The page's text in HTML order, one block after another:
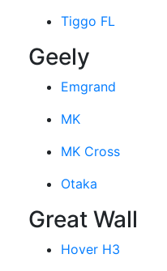
Tiggo FL
Geely
Emgrand
MK
MK Cross
Otaka
Great Wall
Hover H3